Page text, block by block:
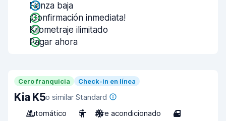
Fianza baja
¡Confirmación inmediata!
Kilometraje ilimitado
Pagar ahora
Cero franquicia Check-in en línea
Kia K5o similar Standard
Automático
5 Aire acondicionado 4